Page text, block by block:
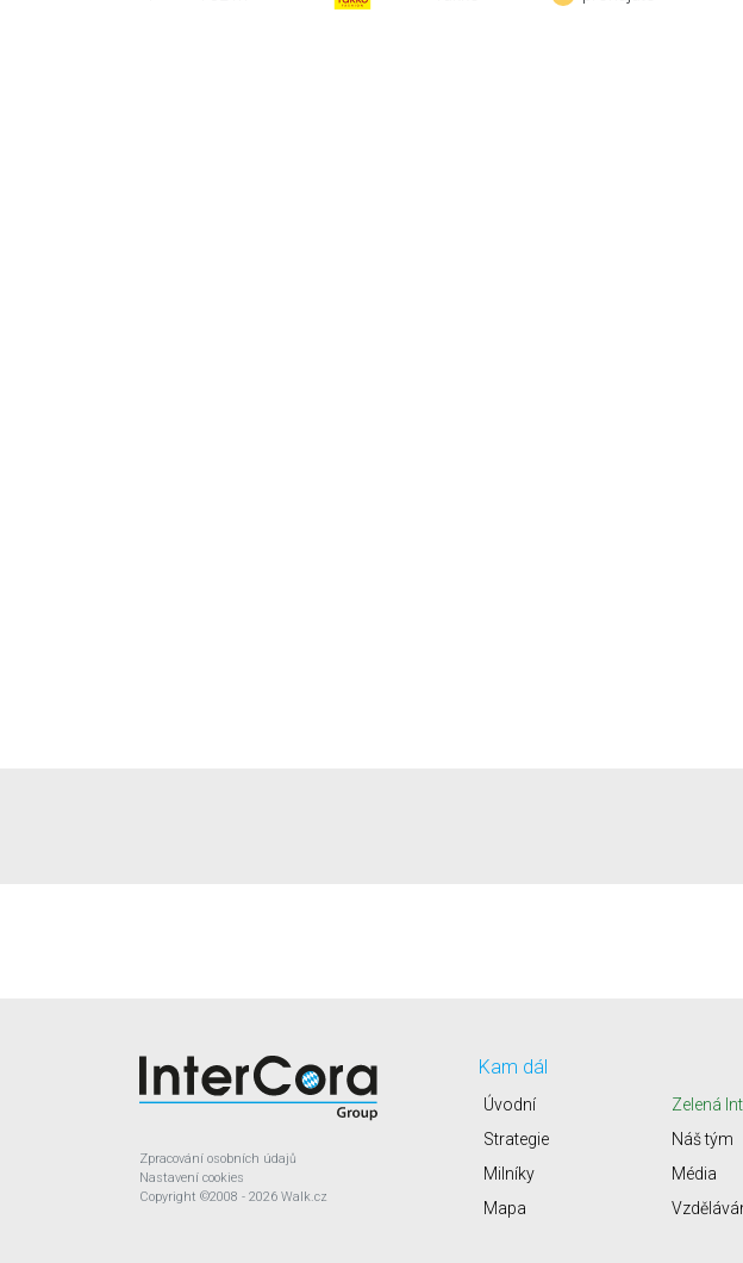
Kam dál
Úvodní
Strategie
Milníky
Mapa
Zelená
Náš tým
Média
Zpracování osobních údajů
Nastavení cookies
Copyright ©2008 - 2026 Walk.cz